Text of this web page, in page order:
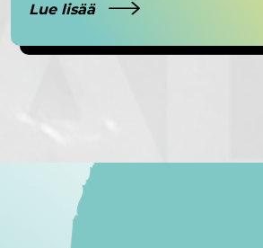
Lue lisää